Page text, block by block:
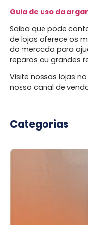
Guia de uso da
Saiba que pode
de lojas oferece os
do mercado para
reparos ou grandes
Visite nossas lojas
nosso canal de
Categorias